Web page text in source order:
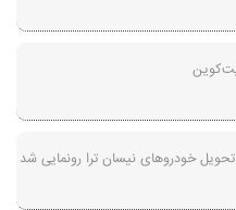
تحویل خودرو‌های نیسان ترا رونمایی شد